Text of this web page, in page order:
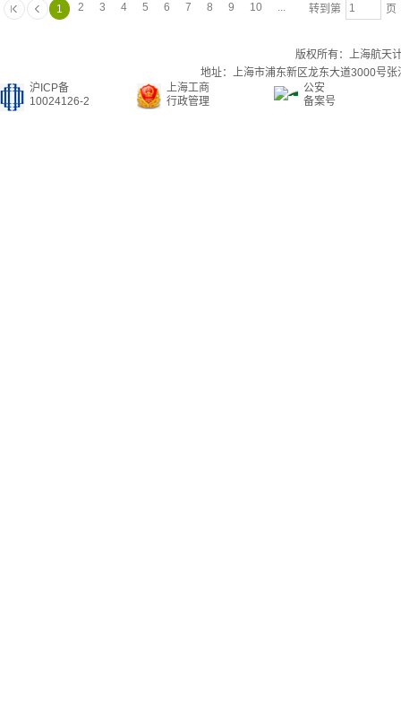
1 2 3 4 5 6 7 8 9 10 ... 转到第
版权所有：上海航天
地址：上海市浦东新区龙东大道3000号
沪ICP备
10024126-2
上海工商
行政管理
公安
备案号